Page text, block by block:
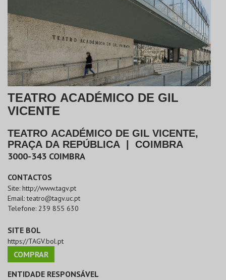
PRODUTOS
TEATRO ACADÉMICO DE GIL
VICENTE
TEATRO ACADÉMICO DE GIL VICENTE,
PRAÇA DA REPÚBLICA
COIMBRA
3000-343 COIMBRA
CONTACTOS
Site: http://www.tagv.pt
Email:teatro@tagv.uc.pt
Telefone: 239 855 630
SITE BOL
https://TAGV.bol.pt
COMPRAR
ENTIDADE RESPONSÁVEL